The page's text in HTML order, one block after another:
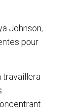
Johnson,
pour
travaillera